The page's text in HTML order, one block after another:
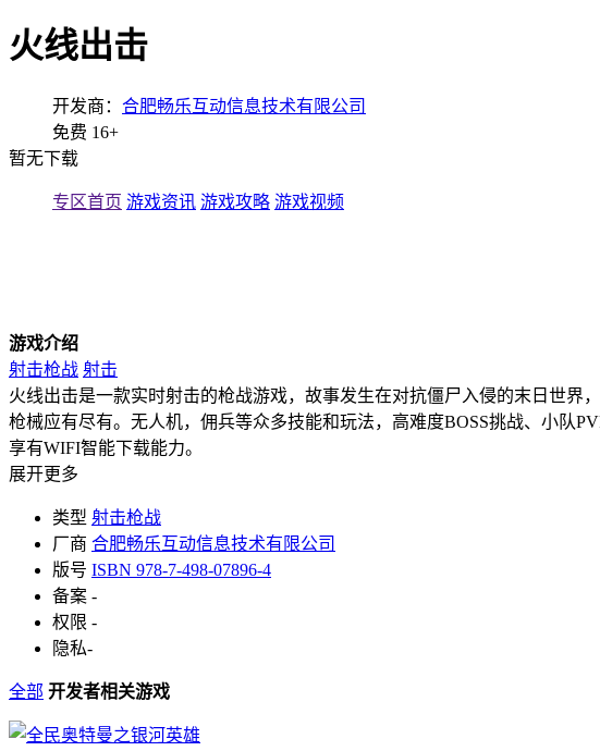
火线出击
开发商： 合肥畅乐互动信息技术有限公司
免费 16+
暂无下载
专区首页 游戏资讯 游戏攻略 游戏视频
游戏介绍
射击枪战 射击
火线出击是一款实时射击的枪战游戏，故事发生在对抗僵尸入侵的末日世
枪械应有尽有。无人机，佣兵等众多技能和玩法，高难度BOSS挑战、小队
享有WIFI智能下载能力。
展开更多
类型 射击枪战
厂商 合肥畅乐互动信息技术有限公司
版号 ISBN 978-7-498-07896-4
备案 -
权限 -
隐私-
全部 开发者相关游戏